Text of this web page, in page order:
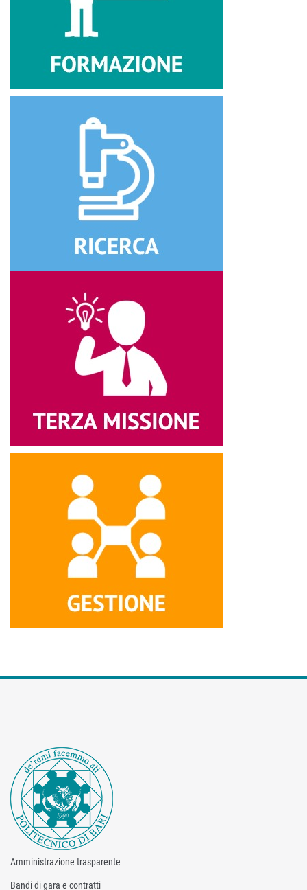
Amministrazione trasparente
Bandi di gara e contratti